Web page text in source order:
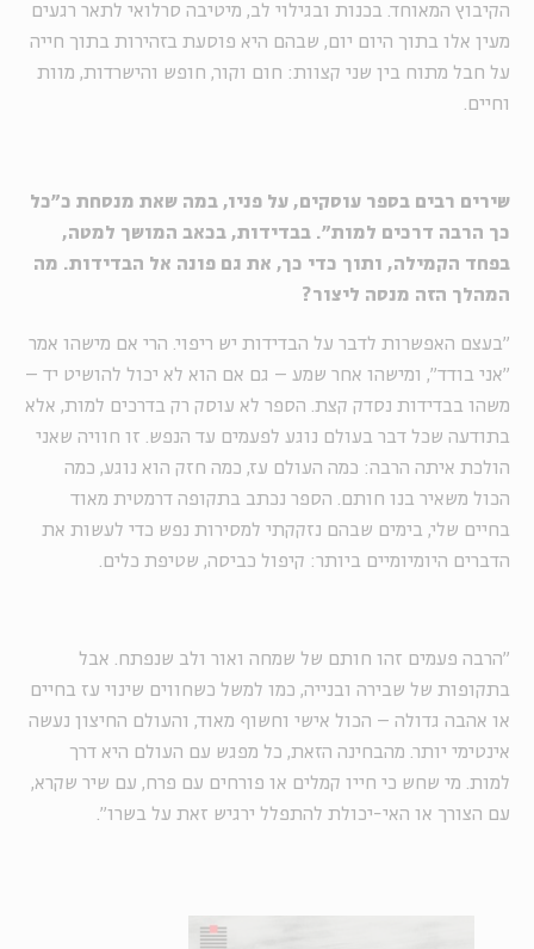
הקיבוץ המאוחד. בכנות ובגילוי לב, מיטיבה סרלואי לתאר רגעים
מעין אלו בתוך היום יום, שבהם היא פוסעת בזהירות בתוך חייה
על חבל מתוח בין שני קצוות: חום וקור, חופש והישרדות, מוות
וחיים.
שירים רבים בספר עוסקים, על פניו, במה שאת מנסחת כ"כל
כך הרבה דרכים למות". בבדידות, בכאב המושך למטה,
בפחד הקמילה, ותוך כדי כך, את גם פונה אל הבדידות. מה
המהלך הזה מנסה ליצור?
"בעצם האפשרות לדבר על הבדידות יש ריפוי. הרי אם מישהו אמר
"אני בודד", ומישהו אחר שמע – גם אם הוא לא יכול להושיט יד –
משהו בבדידות נסדק קצת. הספר לא עוסק רק בדרכים למות, אלא
בתודעה שכל דבר בעולם נוגע לפעמים עד הנפש. זו חוויה שאני
הולכת איתה הרבה: כמה העולם עז, כמה חזק הוא נוגע, כמה
הכול משאיר בנו חותם. הספר נכתב בתקופה דרמטית מאוד
בחיים שלי, בימים שבהם נזקקתי למסירות נפש כדי לעשות את
הדברים היומיומיים ביותר: קיפול כביסה, שטיפת כלים.
"הרבה פעמים זהו חותם של שמחה ואור ולב שנפתח. אבל
בתקופות של שבירה ובנייה, כמו למשל כשחווים שינוי עז בחיים
או אהבה גדולה – הכול אישי וחשוף מאוד, והעולם החיצון נעשה
אינטימי יותר. מהבחינה הזאת, כל מפגש עם העולם היא דרך
למות. מי שחש כי חייו קמלים או פורחים עם פרח, עם שיר שקרא,
עם הצורך או האי-יכולת להתפלל ירגיש זאת על בשרו".